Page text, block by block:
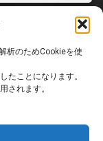
析のためCookieを使
たことになります。
されます。